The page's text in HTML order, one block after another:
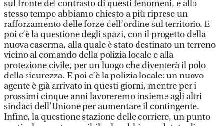
sul fronte del contrasto di questi fenomeni, e allo
stesso tempo abbiamo chiesto a più riprese un
rafforzamento delle forze dell’ordine sul territorio. E
poi c’è la questione degli spazi, con il progetto della
nuova caserma, alla quale è stato destinato un terreno
vicino al comando della polizia locale e alla
protezione civile, per un luogo che diventerà il polo
della sicurezza. E poi c’è la polizia locale: un nuovo
agente è già arrivato in questi giorni, mentre per i
prossimi cinque anni lavoreremo insieme agli altri
sindaci dell’Unione per aumentare il contingente.
Infine, la questione stazione delle corriere, un punto